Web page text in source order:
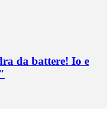
da battere! Io e